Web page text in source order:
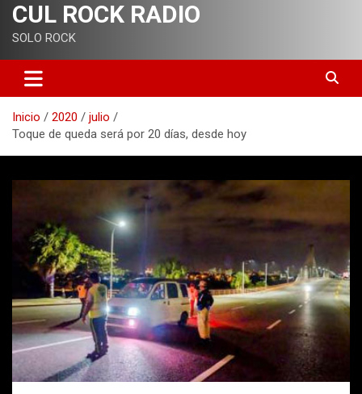
CUL ROCK RADIO
SOLO ROCK
Inicio 2020
julio
Toque de queda será por 20 días, desde hoy